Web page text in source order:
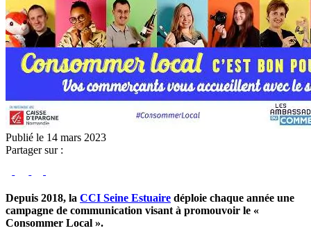
Publié le 14 mars 2023
Partager sur :
Depuis 2018, la CCI Seine Estuaire déploie chaque année une
campagne de communication visant à promouvoir le «
Consommer Local ».